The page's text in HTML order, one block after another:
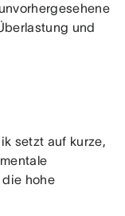
und
setzt auf kurze,
hohe